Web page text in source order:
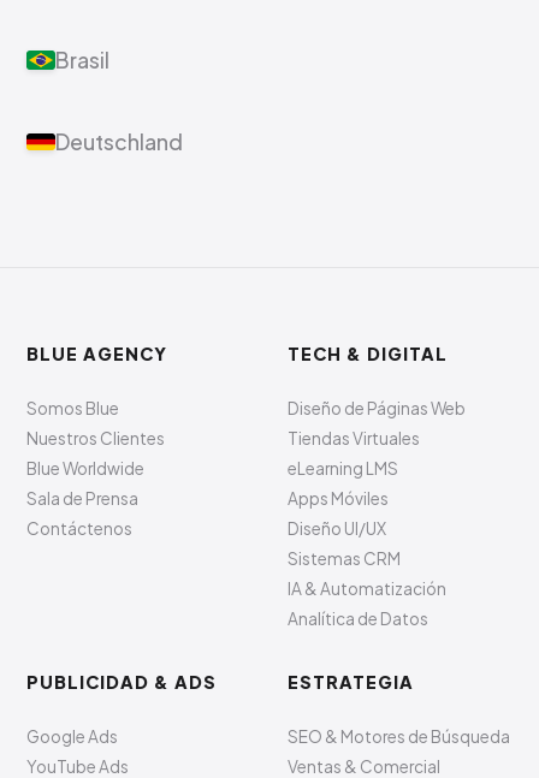
Brasil
Deutschland
BLUE AGENCY
Somos Blue
Nuestros Clientes
Blue Worldwide
Sala de Prensa
Contáctenos
TECH & DIGITAL
Diseño de Páginas Web
Tiendas Virtuales
eLearning LMS
Apps Móviles
Diseño UI/UX
Sistemas CRM
IA & Automatización
Analítica de Datos
PUBLICIDAD & ADS
Google Ads
YouTube Ads
ESTRATEGIA
SEO & Motores de Búsqueda
Ventas & Comercial